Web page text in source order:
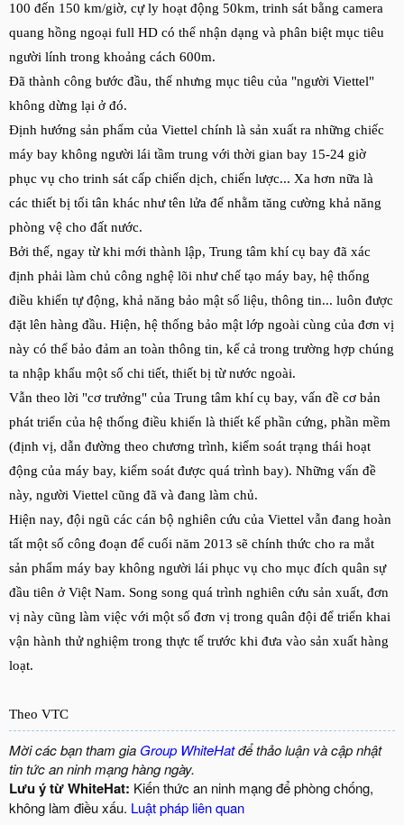
100 đến 150 km/giờ, cự ly hoạt động 50km, trinh sát bằng camera
quang hồng ngoại full HD có thể nhận dạng và phân biệt mục tiêu
người lính trong khoảng cách 600m.
Đã thành công bước đầu, thế nhưng mục tiêu của "người Viettel"
không dừng lại ở đó.
Định hướng sản phẩm của Viettel chính là sản xuất ra những chiếc
máy bay không người lái tầm trung với thời gian bay 15-24 giờ
phục vụ cho trinh sát cấp chiến dịch, chiến lược... Xa hơn nữa là
các thiết bị tối tân khác như tên lửa để nhằm tăng cường khả năng
phòng vệ cho đất nước.
Bởi thế, ngay từ khi mới thành lập, Trung tâm khí cụ bay đã xác
định phải làm chủ công nghệ lõi như chế tạo máy bay, hệ thống
điều khiển tự động, khả năng bảo mật số liệu, thông tin... luôn được
đặt lên hàng đầu. Hiện, hệ thống bảo mật lớp ngoài cùng của đơn vị
này có thể bảo đảm an toàn thông tin, kể cả trong trường hợp chúng
ta nhập khẩu một số chi tiết, thiết bị từ nước ngoài.
Vẫn theo lời "cơ trưởng" của Trung tâm khí cụ bay, vấn đề cơ bản
phát triển của hệ thống điều khiển là thiết kế phần cứng, phần mềm
(định vị, dẫn đường theo chương trình, kiểm soát trạng thái hoạt
động của máy bay, kiểm soát được quá trình bay). Những vấn đề
này, người Viettel cũng đã và đang làm chủ.
Hiện nay, đội ngũ các cán bộ nghiên cứu của Viettel vẫn đang hoàn
tất một số công đoạn để cuối năm 2013 sẽ chính thức cho ra mắt
sản phẩm máy bay không người lái phục vụ cho mục đích quân sự
đầu tiên ở Việt Nam. Song song quá trình nghiên cứu sản xuất, đơn
vị này cũng làm việc với một số đơn vị trong quân đội để triển khai
vận hành thử nghiệm trong thực tế trước khi đưa vào sản xuất hàng
loạt.
Theo VTC
Mời các bạn tham gia Group WhiteHatđể thảo luận và cập nhật
tin tức an ninh mạng hàng ngày.
Lưu ý từ WhiteHat: Kiến thức an ninh mạng để phòng chống,
không làm điều xấu. Luật pháp liên quan